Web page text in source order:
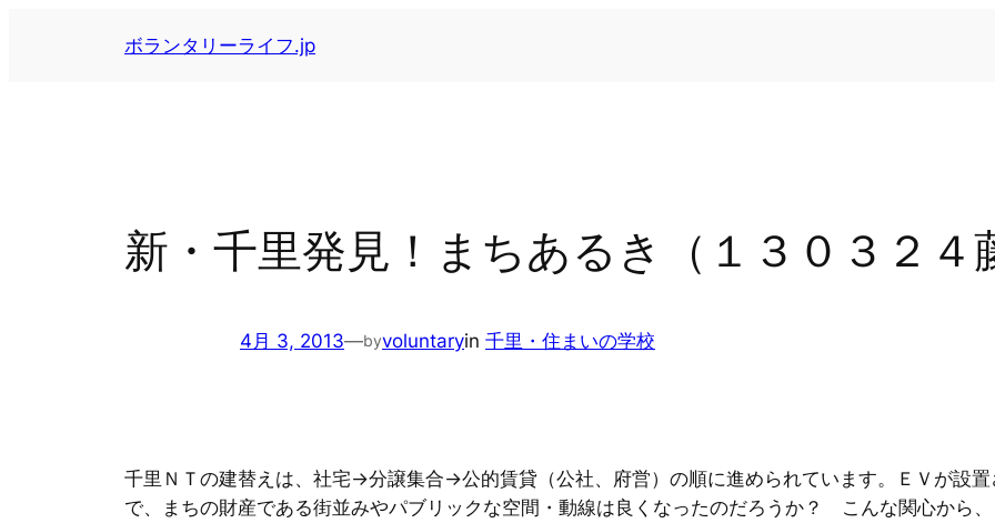
ボランタリーライフ.jp
新・千里発見！まちあるき（１３０３２４
4月 3, 2013—byvoluntaryin 千里・住まいの学校
千里ＮＴの建替えは、社宅→分譲集合→公的賃貸（公社、府営）の順に進められています。ＥＶが設
で、まちの財産である街並みやパブリックな空間・動線は良くなったのだろうか？ こんな関心から